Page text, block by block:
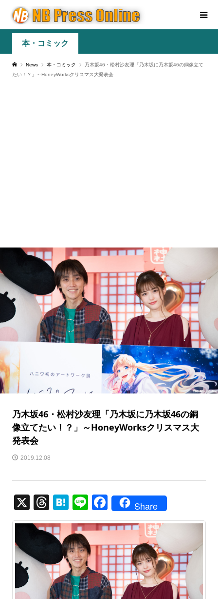
本・コミック
News 本・コミック
乃木坂46・松村沙友理「乃木坂に乃木坂46の銅像立て
たい！？」～HoneyWorksクリスマス大発表会
乃木坂46・松村沙友理「乃木坂に乃木坂46の銅
像立てたい！？」～HoneyWorksクリスマス大
発表会
2019.12.08
X
T
hr
e
d
s
H
at
e
n
a
Li
n
e
F
a
c
e
b
o
Share